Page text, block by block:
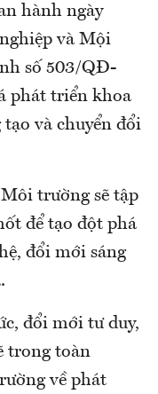
hành ngày
và Mội
số 503/QĐ-
phát triển khoa
và chuyển đổi
trường sẽ tập
để tạo đột phá
đổi mới sáng
đổi mới tư duy,
trong toàn
về phát